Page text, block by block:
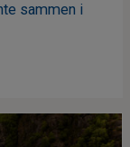
sammen i